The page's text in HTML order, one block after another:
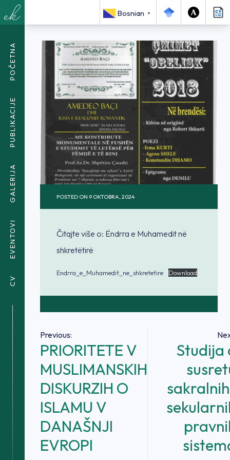
Bosnian ▼
POČETNA
PUBLIKACIJE
GALERIJA
EVENTOVI
CV
<SPAN CLASS="BREADCRUMB-CURRENT">ËNDRRA E
MUHAMEDIT NË SHKRETËTIRË</SPAN>
POSTED ON 9 OKTOBRA, 2024
Čitajte više o: Ëndrra e Muhamedit në
shkretëtirë
Endrra_e_Muhamedit_ne_shkretetire Download
Navigacija
članaka
Previous:
PRIORITETE V
MUSLIMANSKIH
DISKURZIH O
ISLAMU V
DANAŠNJI
EVROPI
Studija